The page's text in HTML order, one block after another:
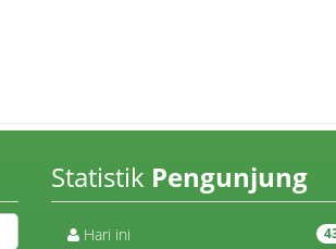
Statistik Pengunjung
Hari ini